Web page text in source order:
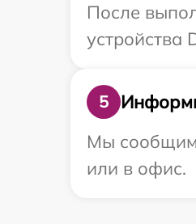
После
устройства
5
Мы сообщим
или в офис.